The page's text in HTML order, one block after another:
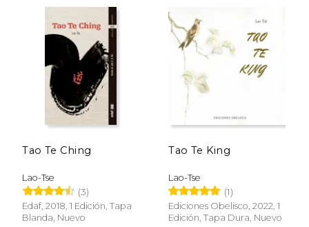
15%
dcto.
50%
Tao Te Ching
Lao-Tse
(3)
Edaf, 2018, 1 Edición, Tapa
Blanda, Nuevo
Tao Te King
Lao-Tse
(1)
Ediciones Obelisco, 2022, 1
Edición, Tapa Dura, Nuevo